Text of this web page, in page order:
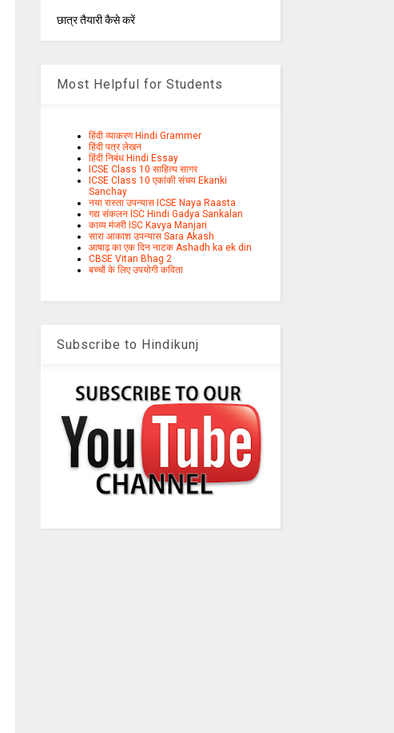
छात्र तैयारी कैसे करें
Most Helpful for Students
हिंदी व्याकरण Hindi Grammer
हिंदी पत्र लेखन
हिंदी निबंध Hindi Essay
ICSE Class 10 साहित्य सागर
ICSE Class 10 एकांकी संचय Ekanki
Sanchay
नया रास्ता उपन्यास ICSE Naya Raasta
गद्य संकलन ISC Hindi Gadya Sankalan
काव्य मंजरी ISC Kavya Manjari
सारा आकाश उपन्यास Sara Akash
आषाढ़ का एक दिन नाटक Ashadh ka ek din
CBSE Vitan Bhag 2
बच्चों के लिए उपयोगी कविता
Subscribe to Hindikunj